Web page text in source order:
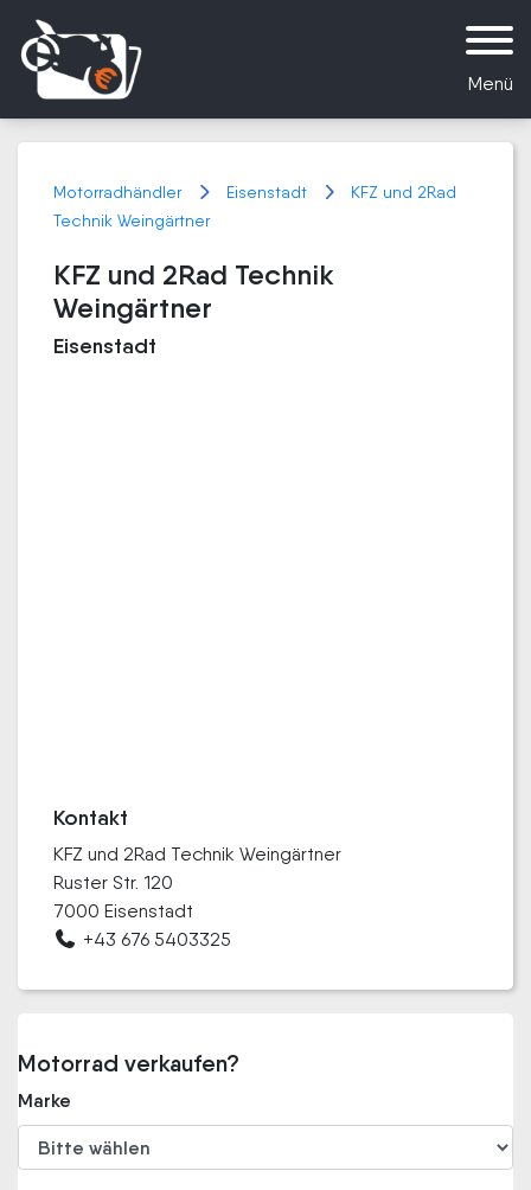
Menü
Motorradhändler Eisenstadt
KFZ und 2Rad
Technik Weingärtner
KFZ und 2Rad Technik
Weingärtner
Eisenstadt
Kontakt
KFZ und 2Rad Technik Weingärtner
Ruster Str. 120
7000 Eisenstadt
+43 676 5403325
Motorrad verkaufen?
Marke